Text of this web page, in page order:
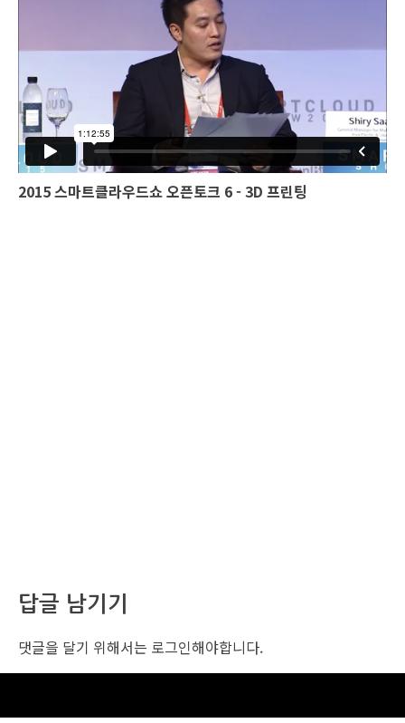
2015 스마트클라우드쇼 오픈토크 6 - 3D 프린팅
답글 남기기
댓글을 달기 위해서는 로그인해야합니다.